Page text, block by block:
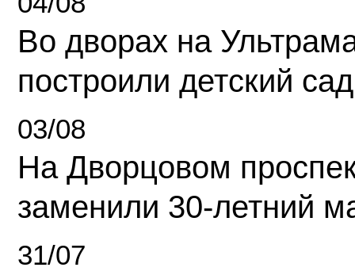
Во дворах на
построили детский сад
03/08
На Дворцовом
заменили 30-летний
31/07